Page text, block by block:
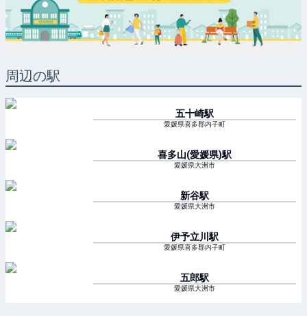
周辺の駅
五十崎駅
愛媛県喜多郡内子町
喜多山(愛媛県)駅
愛媛県大洲市
新谷駅
愛媛県大洲市
伊予立川 駅
愛媛県喜多郡内子町
五郎駅
愛媛県大洲市